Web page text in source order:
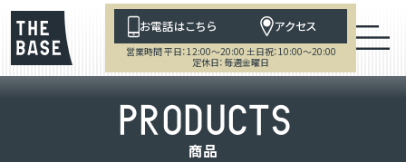
お電話はこちら アクセス
営業時間 平日：12:00～20:00 土日祝：10:00～20:00
定休日：毎週金曜日
PRODUCTS
商品